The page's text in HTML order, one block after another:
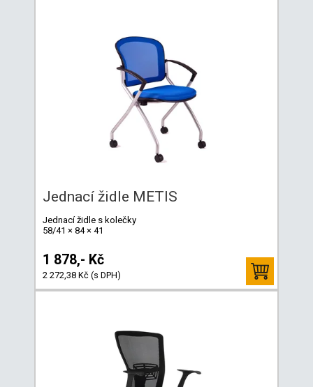
Jednací židle METIS
Jednací židle s kolečky
58/41 × 84 × 41
1 878,- Kč
2 272,38 Kč (s DPH)